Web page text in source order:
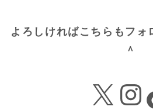
よろしければこちらもフォ
＾
X